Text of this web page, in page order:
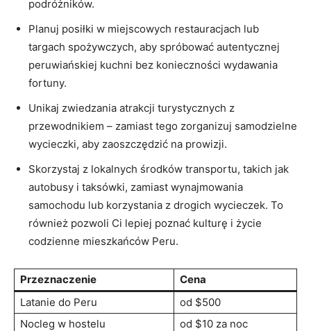
podróżników.
Planuj posiłki w miejscowych restauracjach lub
targach⁤ spożywczych, aby spróbować autentycznej
peruwiańskiej kuchni bez konieczności wydawania
fortuny.
Unikaj zwiedzania atrakcji ‌turystycznych z
przewodnikiem – zamiast ⁤tego zorganizuj samodzielne
wycieczki,‌ aby zaoszczędzić na prowizji.
Skorzystaj z lokalnych środków⁤ transportu, takich jak
autobusy i taksówki, zamiast wynajmowania
samochodu lub korzystania z drogich wycieczek. To
⁤również pozwoli Ci lepiej poznać​ kulturę‍ i życie
codzienne mieszkańców Peru.
Przeznaczenie
Cena
Latanie do Peru
od‍ $500
Nocleg w hostelu
od $10 za noc